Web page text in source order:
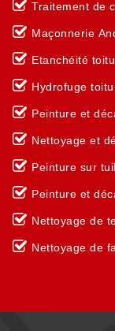
Traitement de
Maçonnerie
Etanchéité
Hydrofuge
Peinture et
Nettoyage et
Peinture sur
Peinture et
Nettoyage de
Nettoyage de